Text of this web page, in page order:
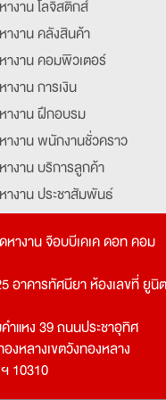
หางาน โลจิสติกส์
หางาน คลังสินค้า
หางาน คอมพิวเตอร์
หางาน การเงิน
หางาน ฝึกอบรม
หางาน พนักงานชั่วคราว
หางาน บริการลูกค้า
หางาน ประชาสัมพันธ์
างาน รับโทรศัพท์
างาน ประสานงาน
างาน จองตั๋ว
างาน กุ๊ก
างาน นักศึกษาฝึกงาน
างาน Mobile Application
างาน จ๊อบบีเคเค ดอท คอม
อาคารทัศนียา ห้องเลขที่ ยูนิ
ำแหง 39 ถนนประชาอุทิศ
องหลางเขตวังทองหลาง
10310